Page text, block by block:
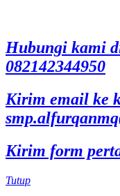
Hubungi kami
082142344950
Kirim email ke
Kirim form
Tutup